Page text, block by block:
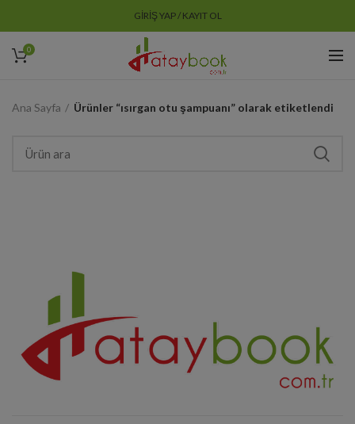
GIRIŞ YAP / KAYIT OL
0
Ana Sayfa Ürünler “ısırgan otu şampuanı” olarak etiketlendi